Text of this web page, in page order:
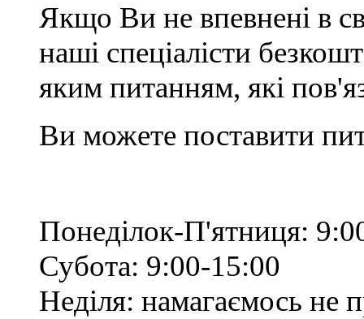
Якщо Ви не впевнені в
наші спеціалісти
яким питанням, які
Ви можете поставити
Понеділок-П'ятниця:
Субота: 9:00-15:00
Неділя: намагаємось не